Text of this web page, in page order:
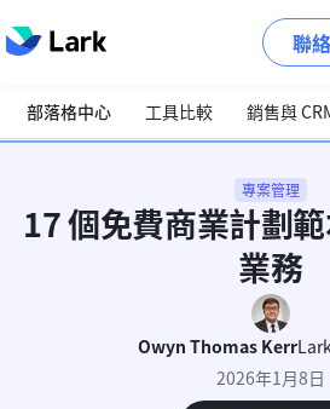
聯
部落格中心 工具比較 銷售與
專案管理
17 個免費商業計劃
業務
Owyn Thomas Kerr
2026年1月8日